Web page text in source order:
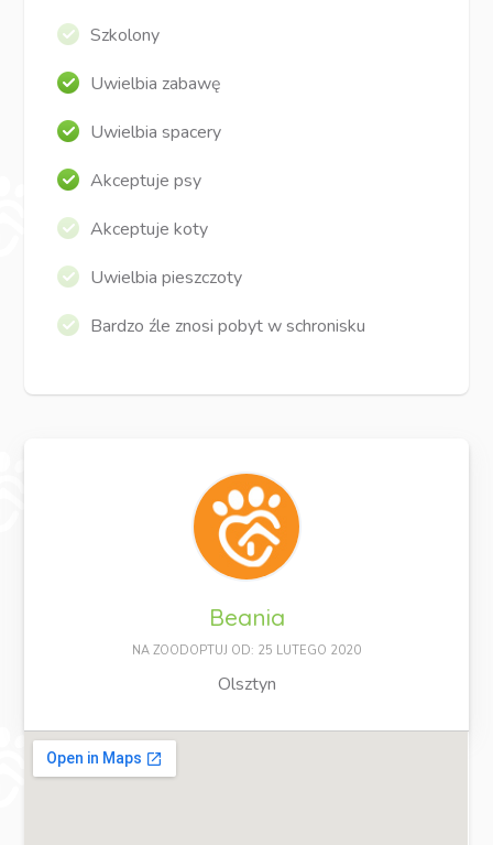
Szkolony
Uwielbia zabawę
Uwielbia spacery
Akceptuje psy
Akceptuje koty
Uwielbia pieszczoty
Bardzo źle znosi pobyt w schronisku
Beania
NA ZOODOPTUJ OD: 25 LUTEGO 2020
Olsztyn